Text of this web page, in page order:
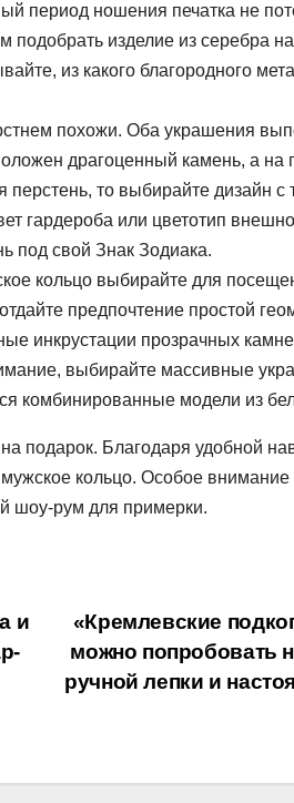
период ношения печатка не
подобрать изделие из серебра
из какого благородного
похожи. Оба украшения
драгоценный камень, а на
то выбирайте дизайн с
гардероба или цветотип
под свой Знак Зодиака.
кольцо выбирайте для
предпочтение простой
инкрустации прозрачных
выбирайте массивные
комбинированные модели из
подарок. Благодаря удобной
кольцо. Особое внимание
шоу-рум для примерки.
«Кремлевские
можно попробовать
ручной лепки и
и